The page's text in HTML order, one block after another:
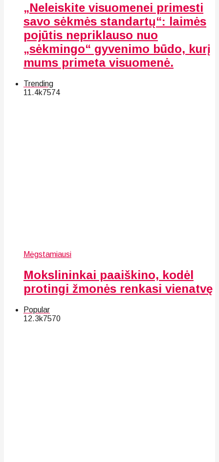
„Neleiskite visuomenei primesti
savo sėkmės standartų“: laimės
pojūtis nepriklauso nuo
„sėkmingo“ gyvenimo būdo, kurį
mums primeta visuomenė.
Trending
11.4k7574
Mėgstamiausi
Mokslininkai paaiškino, kodėl
protingi žmonės renkasi vienatvę
Popular
12.3k7570